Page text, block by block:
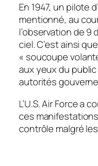
En 1947, un pilote
mentionné, au
l’observation de 9
ciel. C’est ainsi
« soucoupe
aux yeux du
autorités
L’U.S. Air Force a
ces
contrôle malgré